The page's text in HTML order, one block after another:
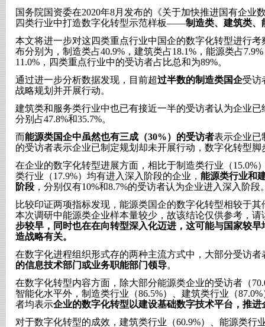
国务院国资委在2020年8月发布的《关于加快推进国有企业
四类行业中打造数字化转型示范样板——制造类、建筑类、
本文将进一步对这四类重点行业中国企的数字化转型进行
布分别为，制造类占40.9%，建筑类占18.1%，能源类占
11.0%，四类重点行业中的受访者占比总和为89%。
通过进一步分析数据发现，目前超过半数的制造类国企受访
战略规划并开展行动。
建筑类和服务类行业中也已有接近一半的受访者认为企业
分别占47.8%和35.7%。
而能源类国企中虽然也有三成（30%）的受访者表示企业已
的受访者表示企业已制定规划却未开展行动，数字化转型脚
在企业的数字化转型进展方面，相比于制造类行业（15.0%
类行业（17.9%）均有进入深入阶段的企业， 能源类行业和
阶段 ，分别仅有10%和8.7%的受访者认为企业进入深入阶段
比较印证两项指标发现，能源类国企的数字化转型相较于
本次调研中能源类企业样本量较少，故该结论仅供参考，请
步较早，同时也在在向转型深入化迈进，这可能与国家较
造战略有关。
在数字化进程组织形式存的两种主流方式中，大部分受访者
的信息技术部门或业务职能部门领导。
在数字化转型内容方面，除大部分能源类企业的受访者（
智能化水平外，制造类行业（86.5%）、建筑类行业（
者均表示企业的数字化转型以建设基础数字技术平台，推
对于数字化转型的成效，建筑类行业（60.9%）、能源类行